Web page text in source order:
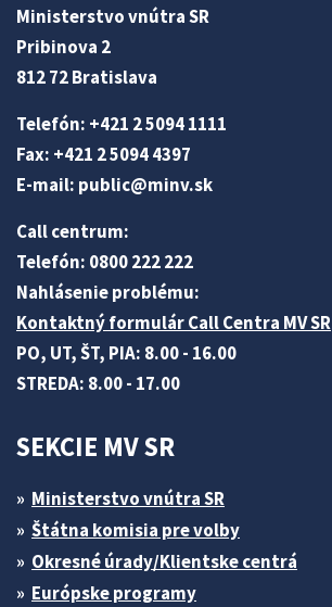
Ministerstvo vnútra SR
Pribinova 2
812 72 Bratislava
Telefón: +421 2 5094 1111
Fax: +421 2 5094 4397
E-mail: public@minv.sk
Call centrum:
Telefón: 0800 222 222
Nahlásenie problému:
Kontaktný formulár Call Centra MV SR
PO, UT, ŠT, PIA: 8.00 - 16.00
STREDA: 8.00 - 17.00
SEKCIE MV SR
Ministerstvo vnútra SR
Štátna komisia pre volby
Okresné úrady/Klientske centrá
Európske programy